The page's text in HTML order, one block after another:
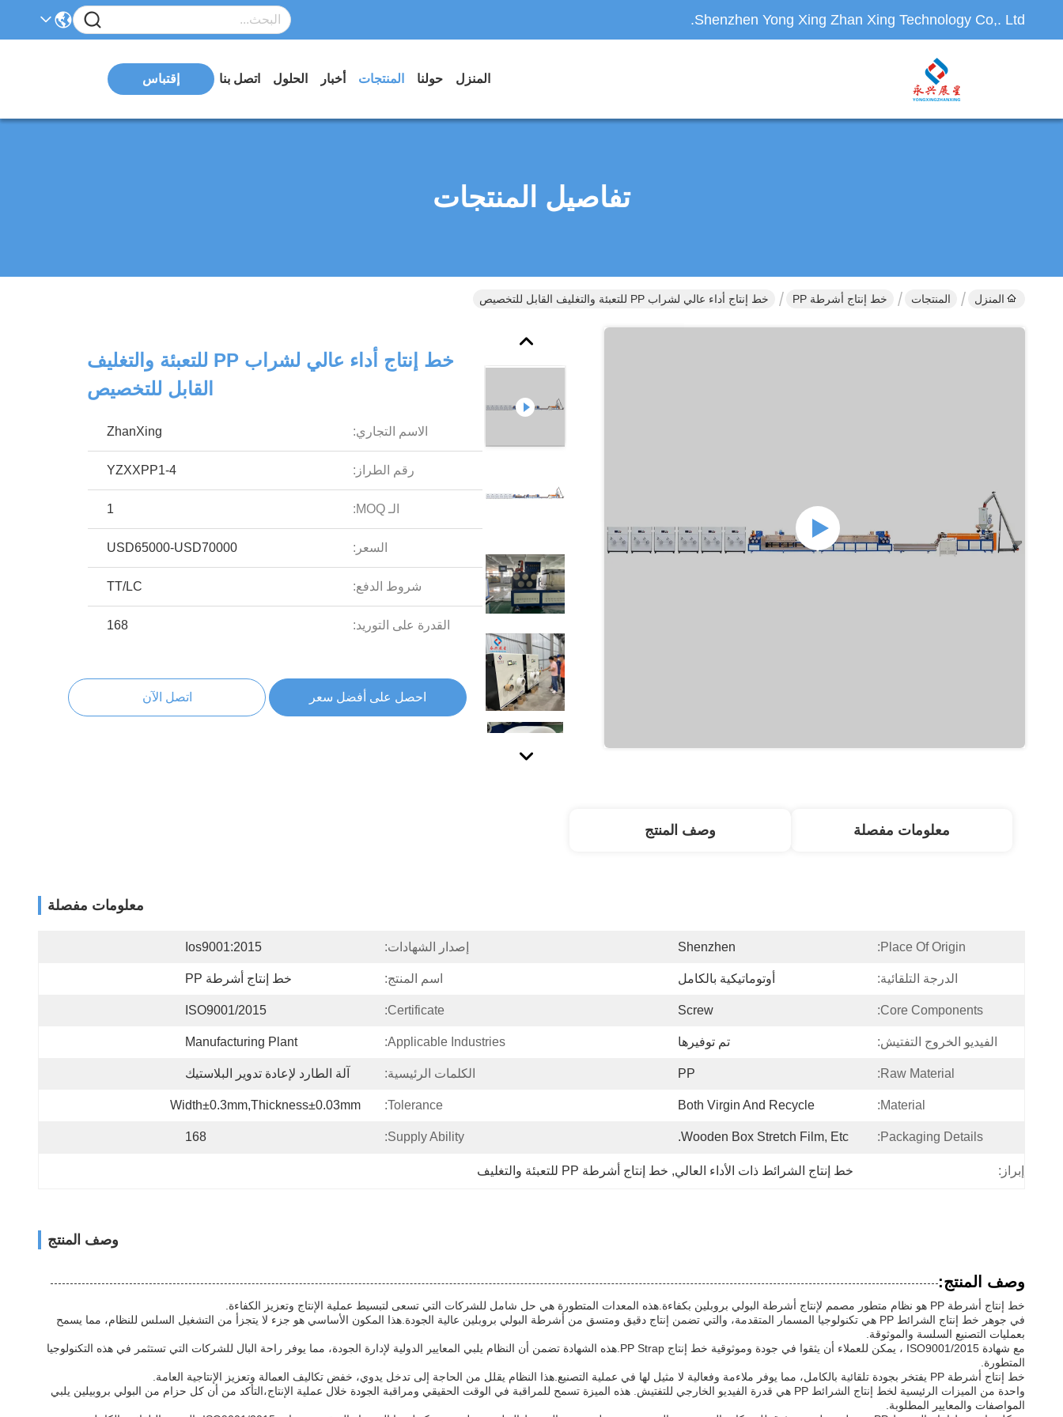
Shenzhen Yong Xing Zhan Xing Technology Co,. Ltd.
المنزل حولنا المنتجات أخبار الحلول اتصل بنا إقتباس
تفاصيل المنتجات
المنزل المنتجات خط إنتاج أشرطة PP خط إنتاج أداء عالي لشراب PP للتعبئة والتغليف القابل للتخصيص
خط إنتاج أداء عالي لشراب PP للتعبئة والتغليف
القابل للتخصيص
الاسم التجاري: ZhanXing
رقم الطراز: YZXXPP1-4
الـ MOQ: 1
السعر: USD65000-USD70000
شروط الدفع: TT/LC
القدرة على التوريد: 168
احصل على أفضل سعر اتصل الآن
معلومات مفصلة وصف المنتج
معلومات مفصلة
Place Of Origin:
Shenzhen إصدار الشهادات: Ios9001:2015
الدرجة التلقائية: أوتوماتيكية بالكامل اسم المنتج: خط إنتاج أشرطة PP
Core Components:
Screw
Certificate:
ISO9001/2015
الفيديو الخروج التفتيش: تم توفيرها Applicable Industries:
Manufacturing Plant
Raw Material:
PP الكلمات الرئيسية: آلة الطارد لإعادة تدوير البلاستيك
Material:
Both Virgin And Recycle
Tolerance:
Width±0.3mm,Thickness±0.03mm
Packaging Details:
Wooden Box Stretch Film, Etc.
Supply Ability:
168
إبراز: خط إنتاج الشرائط ذات الأداء العالي, خط إنتاج أشرطة PP للتعبئة والتغليف
وصف المنتج
وصف المنتج:
خط إنتاج أشرطة PP هو نظام متطور مصمم لإنتاج أشرطة البولي بروبلين بكفاءة.هذه المعدات المتطورة هي حل شامل للشركات التي تسعى لتبسيط عملية الإنتاج وتعزيز الكفاءة.
في جوهر خط إنتاج الشرائط PP هي تكنولوجيا المسمار المتقدمة، والتي تضمن إنتاج دقيق ومتسق من أشرطة البولي بروبلين عالية الجودة.هذا المكون الأساسي هو جزء لا يتجزأ من التشغيل السلس للنظام، مما يسمح
بعمليات التصنيع السلسة والموثوقة.
مع شهادة ISO9001/2015 ، يمكن للعملاء أن يثقوا في جودة وموثوقية خط إنتاج PP Strap.هذه الشهادة تضمن أن النظام يلبي المعايير الدولية لإدارة الجودة، مما يوفر راحة البال للشركات التي تستثمر في هذه التكنولوجيا
المتطورة.
خط إنتاج أشرطة PP يفتخر بجودة تلقائية بالكامل، مما يوفر ملاءمة وفعالية لا مثيل لها في عملية التصنيع.هذا النظام يقلل من الحاجة إلى تدخل يدوي، خفض تكاليف العمالة وتعزيز الإنتاجية العامة.
واحدة من الميزات الرئيسية لخط إنتاج الشرائط PP هي قدرة الفيديو الخارجي للتفتيش. هذه الميزة تسمح للمراقبة في الوقت الحقيقي ومراقبة الجودة خلال عملية الإنتاج،التأكد من أن كل حزام من البولي بروبيلين يلبي
المواصفات والمعايير المطلوبة.